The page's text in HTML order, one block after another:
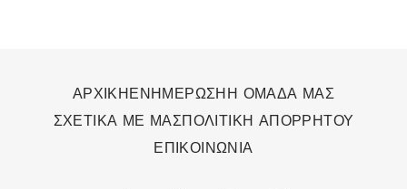
ΑΡΧΙΚΗΕΝΗΜΕΡΩΣΗΗ ΟΜΑΔΑ ΜΑΣ
ΣΧΕΤΙΚΑ ΜΕ ΜΑΣΠΟΛΙΤΙΚΗ ΑΠΟΡΡΗΤΟΥ
ΕΠΙΚΟΙΝΩΝΙΑ